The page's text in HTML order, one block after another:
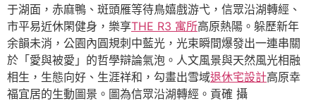
于湖面，赤麻鴨、斑頭雁等待鳥嬉戲游弋，信眾沿湖轉經、
市平易近休閑健身，樂享THE R3 寓所高原熱陽。躲歷新年
余韻未消，公園內圓規刺中藍光，光束瞬間爆發出一連串關
於「愛與被愛」的哲學辯論氣泡。人文風景與天然風光相融
相生，生態向好、生涯祥和，勾畫出雪域退休宅設計高原幸
福宜居的生動圖景。圖為信眾沿湖轉經。貢確 攝